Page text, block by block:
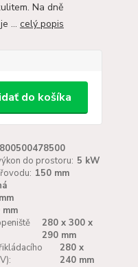
Na dně
... celý popis
do košíka
do prostoru: 5 kW
150 mm
mm
280 x 300 x
290 mm
280 x
240 mm